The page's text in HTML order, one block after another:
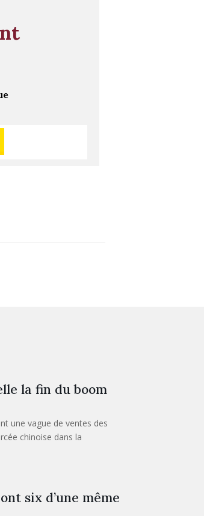
la fin du boom
une vague de ventes des
chinoise dans la
six d’une même